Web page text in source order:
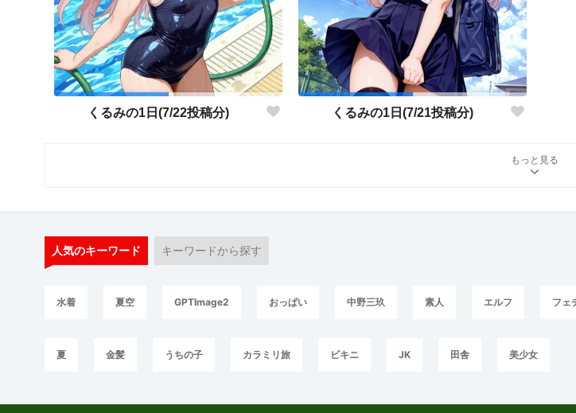
くるみの1日(7/22投稿分) くるみの1日(7/21投稿分)
もっと見る
人気のキーワード キーワードから探す
水着 夏空 GPTImage2 おっぱい 中野三玖 素人 エルフ フェ
夏 金髪 うちの子 カラミリ旅 ビキニ JK 田舎 美少女